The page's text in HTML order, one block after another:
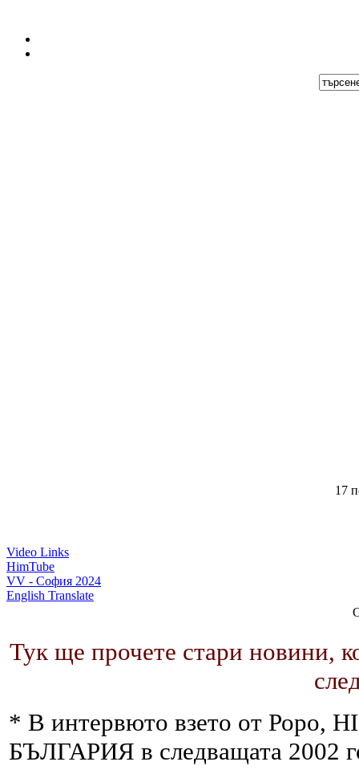
17
Video Links
HimTube
VV - София 2024
English Translate
Тук ще прочете стари новини,
* В интервюто взето от Роро,
БЪЛГАРИЯ в следващата 2002